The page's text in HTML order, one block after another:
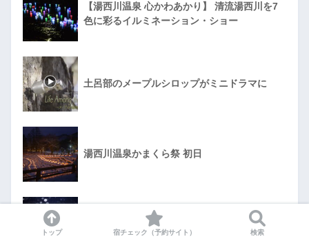
【湯西川温泉 心かわあかり】 清流湯西川を7
色に彩るイルミネーション・ショー
土呂部のメープルシロップがミニドラマに
湯西川温泉かまくら祭 初日
いよいよ明日から「湯西川温泉かまくら祭」が
スタートします。
トップ 宿チェック（予約サイト） 検索